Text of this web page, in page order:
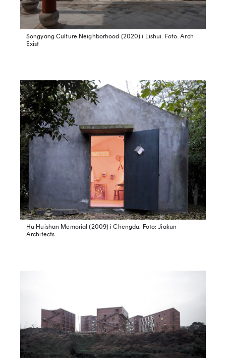
Songyang Culture Neighborhood (2020) i Lishui.
Foto: Arch
Exist
Hu Huishan Memorial (2009) i Chengdu.
Foto: Jiakun
Architects